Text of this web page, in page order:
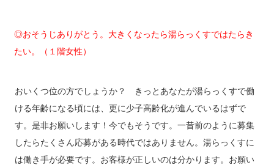
◎おそうじありがとう。大きくなったら湯らっくすではたらき
たい。（１階女性）
おいくつ位の方でしょうか？ きっとあなたが湯らっくすで働
ける年齢になる頃には、更に少子高齢化が進んでいるはずで
す。是非お願いします！今でもそうです。一昔前のように募集
したらたくさん応募がある時代ではありません。湯らっくすに
は働き手が必要です。お客様が正しいのは分かります。お願い